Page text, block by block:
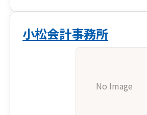
小松会計事務所
No Image